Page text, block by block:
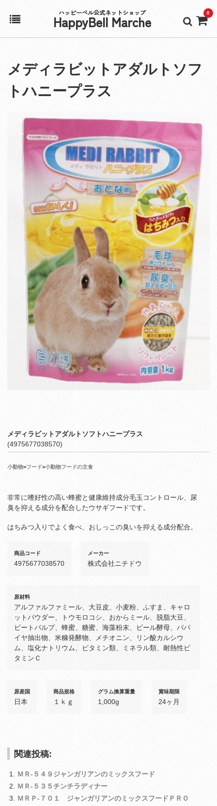
ハッピーベル公式ネットショップ
HappyBell Marche 0
アカウント
カート
メディラビットアダルトソフ
トハニープラス
メディラビットアダルトソフトハニープラス
(4975677038570)
小動物>フード>小動物フードの主食
非常に嗜好性の高い蜂蜜と健康維持成分毛玉コントロール、尿
臭を抑える成分を配合したウサギフードです。
はちみつ入りでよく食べ、おしっこの臭いを抑える成分配合。
商品コード
4975677038570
メーカー
株式会社ニチドウ
原材料
アルファルファミール、大豆皮、小麦粉、ふすま、キャロ
ットパウダー、トウモロコシ、おからミール、脱脂大豆、
ビートパルプ、蜂蜜、糖蜜、海藻粉末、ビール酵母、パパ
イヤ抽出物、米糠発酵物、メチオニン、リン酸カルシウ
ム、塩化ナトリウム、ビタミン類、ミネラル類、耐熱性ビ
タミンＣ
原産国
日本
商品規格
１ｋｇ
グラム換算重量
1,000g
賞味期限
24ヶ月
関連投稿:
ＭＲ‐５４９ジャンガリアンのミックスフード
ＭＲ‐５３５チンチラディナー
ＭＲＰ‐７０１ ジャンガリアンのミックスフードＰＲＯ